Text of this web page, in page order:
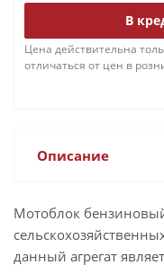
В
Цена действительна
отличаться от цен в
Описание
Мотоблок
данный агрегат